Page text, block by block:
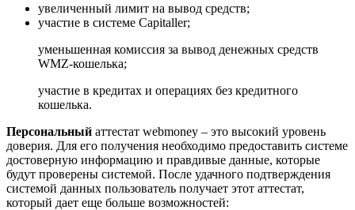
увеличенный лимит на вывод средств;
участие в системе Capitaller;
уменьшенная комиссия за вывод денежных средств
WMZ-кошелька;
участие в кредитах и операциях без кредитного
кошелька.
Персональный аттестат webmoney – это высокий уровень
доверия. Для его получения необходимо предоставить системе
достоверную информацию и правдивые данные, которые
будут проверены системой. После удачного подтверждения
системой данных пользователь получает этот аттестат,
который дает еще больше возможностей: